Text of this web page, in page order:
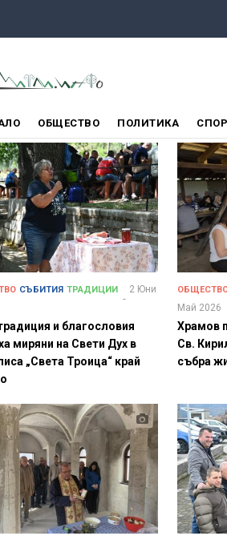
ОБЩЕСТВО ПОЛИТИКА
СЪБИТИЯ ТРАДИЦИИ
2 Юни
и благословия
миряни на Свети Дух в
„Света Троица“ край
Май 2026
Храмов
Св.
събра